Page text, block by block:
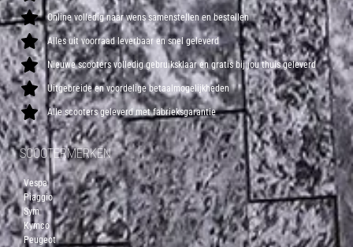
Online volledig naar wens samenstellen en bestellen
Alles uit voorraad leverbaar en snel geleverd
Nieuwe scooters volledig gebruiksklaar en gratis bij jou thuis geleverd
Uitgebreide en voordelige betaalmogelijkheden
Alle scooters geleverd met fabrieksgarantie
SCOOTERMERKEN
Vespa
Piaggio
Sym
Kymco
Peugeot